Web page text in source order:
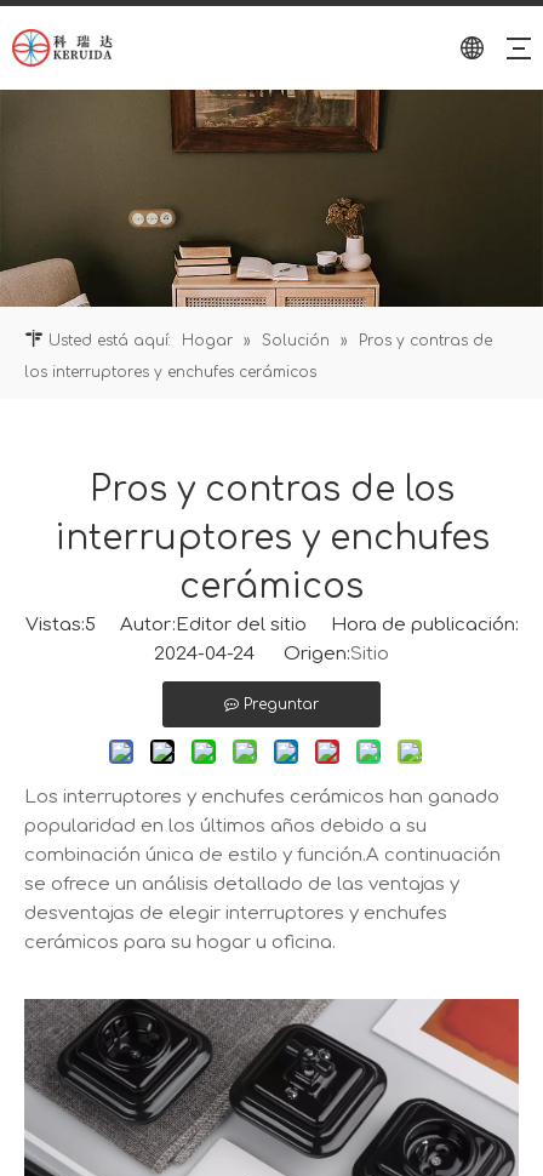
Usted está aquí: Hogar » Solución »
Pros y contras de
los interruptores y enchufes cerámicos
Pros y contras de los
interruptores y enchufes
cerámicos
Vistas:5Autor:Editor del sitio Hora de publicación:
2024-04-24 Origen:Sitio
Preguntar
Los interruptores y enchufes cerámicos han ganado
popularidad en los últimos años debido a su
combinación única de estilo y función.A continuación
se ofrece un análisis detallado de las ventajas y
desventajas de elegir interruptores y enchufes
cerámicos para su hogar u oficina.